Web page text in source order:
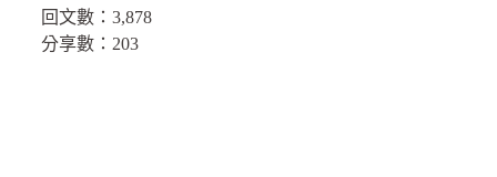
回文數： 3,878
分享數： 203